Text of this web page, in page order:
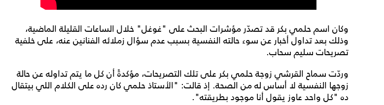
وكان اسم حلمي بكر قد تصدّر مؤشرات البحث على "غوغل" خلال الساعات القليلة الماضية،
وذلك بعد تداول أخبار عن سوء حالته النفسية بسبب عدم سؤال زملائه الفنانين عنه، على خلفية
تصريحات سليم سحاب.
وردّت سماح القرشي زوجة حلمي بكر على تلك التصريحات، مؤكدةً أن كل ما يتم تداوله عن حالة
زوجها النفسية لا أساس له من الصحة. إذ قالت: "الأستاذ حلمي كان رده على الكلام اللي بيتقال
ده "كل واحد عاوز يقول أنا موجود بطريقته".